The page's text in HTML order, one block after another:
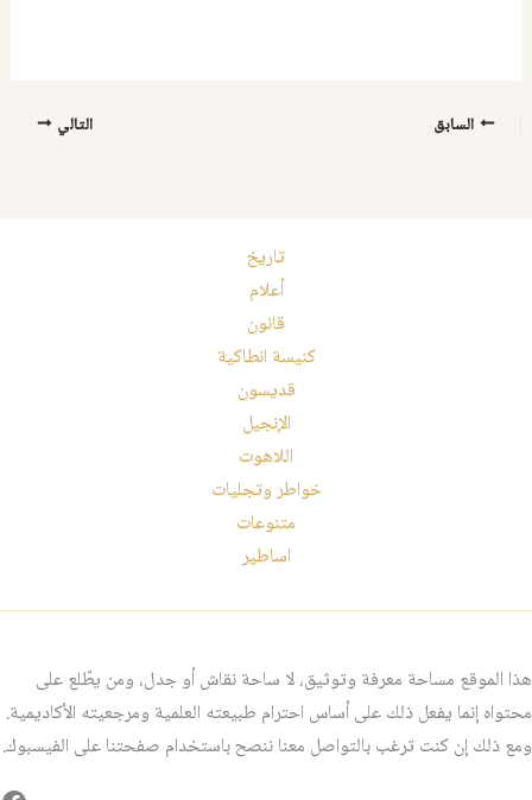
السابق التالي
تاريخ
أعلام
قانون
كنيسة انطاكية
قديسون
الإنجيل
اللاهوت
خواطر وتجليات
متنوعات
اساطير
هذا الموقع مساحة معرفة وتوثيق، لا ساحة نقاش أو جدل، ومن يطّلع على
محتواه إنما يفعل ذلك على أساس احترام طبيعته العلمية ومرجعيته الأكاديمية.
ومع ذلك إن كنت ترغب بالتواصل معنا ننصح باستخدام صفحتنا على الفيسبوك.